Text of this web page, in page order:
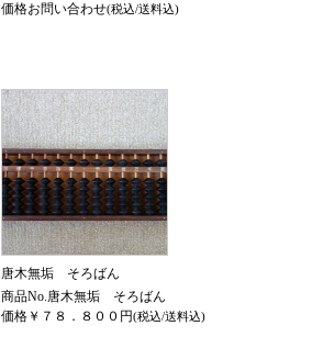
価格お問い合わせ(税込/送料込)
唐木無垢 そろばん
商品No.唐木無垢 そろばん
価格￥７８．８００円(税込/送料込)